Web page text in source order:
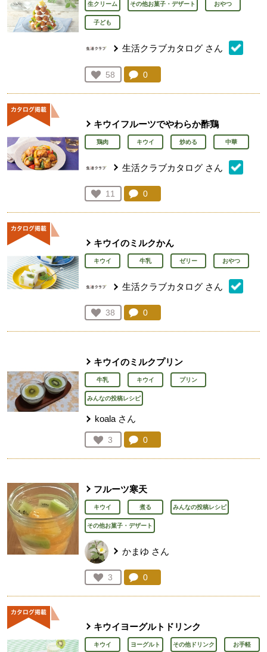
生クリーム その他お菓子・デザート おやつ
子ども
生活クラブカタログ さん
お気に入り登録：
58
人が登録
コメント：
0
キウイフルーツでやわらか酢鶏
鶏肉 キウイ 炒める 中華
生活クラブカタログ さん
お気に入り登録：
11
人が登録
コメント：
0
キウイのミルクかん
キウイ 牛乳 ゼリー おやつ
生活クラブカタログ さん
お気に入り登録：
38
人が登録
コメント：
0
キウイのミルクプリン
牛乳 キウイ プリン
みんなの投稿レシピ
koala さん
お気に入り登録：
3
人が登録
コメント：
0
フルーツ寒天
キウイ 煮る みんなの投稿レシピ
その他お菓子・デザート
かまゆ さん
お気に入り登録：
3
人が登録
コメント：
0
キウイヨーグルトドリンク
キウイ ヨーグルト その他ドリンク お手軽